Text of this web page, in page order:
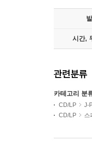
시간,
관련분류
카테고리 분
CD/LP J-
CD/LP
스